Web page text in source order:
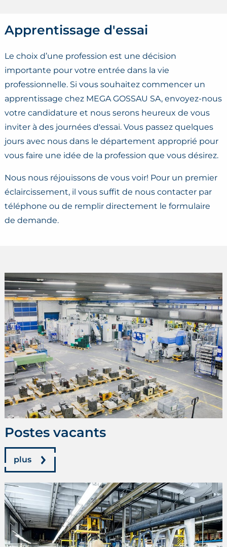
Apprentissage d'essai
Le choix d’une profession est une décision
importante pour votre entrée dans la vie
professionnelle. Si vous souhaitez commencer un
apprentissage chez MEGA GOSSAU SA, envoyez-nous
votre candidature et nous serons heureux de vous
inviter à des journées d'essai. Vous passez quelques
jours avec nous dans le département approprié pour
vous faire une idée de la profession que vous désirez.
Nous nous réjouissons de vous voir! Pour un premier
éclaircissement, il vous suffit de nous contacter par
téléphone ou de remplir directement le formulaire
de demande.
Postes vacants
plus